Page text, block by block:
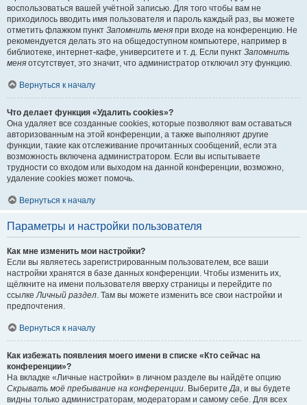
воспользоваться вашей учётной записью. Для того чтобы вам не
приходилось вводить имя пользователя и пароль каждый раз, вы можете
отметить флажком пункт Запомнить меня при входе на конференцию. Не
рекомендуется делать это на общедоступном компьютере, например в
библиотеке, интернет-кафе, университете и т. д. Если пункт Запомнить
меня отсутствует, это значит, что администратор отключил эту функцию.
Вернуться к началу
Что делает функция «Удалить cookies»?
Она удаляет все созданные cookies, которые позволяют вам оставаться
авторизованным на этой конференции, а также выполняют другие
функции, такие как отслеживание прочитанных сообщений, если эта
возможность включена администратором. Если вы испытываете
трудности со входом или выходом на данной конференции, возможно,
удаление cookies может помочь.
Вернуться к началу
Параметры и настройки пользователя
Как мне изменить мои настройки?
Если вы являетесь зарегистрированным пользователем, все ваши
настройки хранятся в базе данных конференции. Чтобы изменить их,
щёлкните на имени пользователя вверху страницы и перейдите по
ссылкеЛичный раздел. Там вы можете изменить все свои настройки и
предпочтения.
Вернуться к началу
Как избежать появления моего имени в списке «Кто сейчас на
конференции»?
На вкладке «Личные настройки» в личном разделе вы найдёте опцию
Скрывать моё пребывание на конференции. ВыберитеДа, и вы будете
видны только администраторам, модераторам и самому себе. Для всех